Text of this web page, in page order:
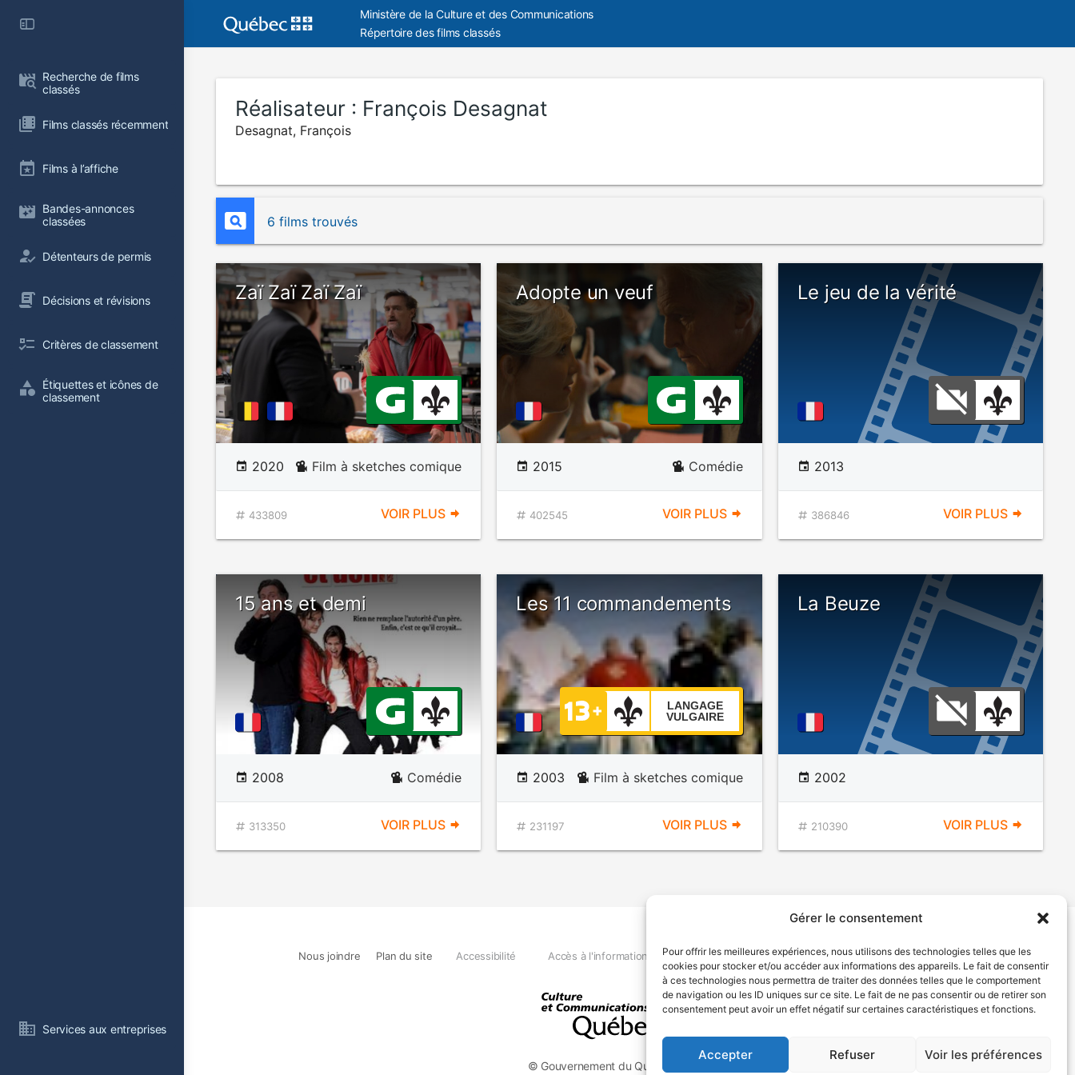
Gérer le consentement
Pour offrir les meilleures expériences, nous utilisons des technologies telles que les
cookies pour stocker et/ou accéder aux informations des appareils. Le fait de consentir
à ces technologies nous permettra de traiter des données telles que le comportement
de navigation ou les ID uniques sur ce site. Le fait de ne pas consentir ou de retirer son
consentement peut avoir un effet négatif sur certaines caractéristiques et fonctions.
Accepter Refuser Voir les préférences
Recherche de films
classés
Films classés récemment
Films à l’affiche
Bandes-annonces
classées
Détenteurs de permis
Décisions et révisions
Critères de classement
Étiquettes et icônes de
classement
Services aux entreprises
Ministère de la Culture et des Communications
Répertoire des films classés
Réalisateur : François Desagnat
Desagnat, François
6 films trouvés
Zaï Zaï Zaï Zaï
2020 Film à sketches comique
433809 VOIR PLUS
Adopte un veuf
2015 Comédie
402545 VOIR PLUS
Le jeu de la vérité
2013
386846 VOIR PLUS
15 ans et demi
2008 Comédie
313350 VOIR PLUS
Les 11 commandements
LANGAGE
VULGAIRE
2003 Film à sketches comique
231197 VOIR PLUS
La Beuze
2002
210390 VOIR PLUS
© Gouvernement du Québec, 2026
Nous joindre Plan du site Accessibilité Accès à l'information Déclaration de services Politique de confidentialité